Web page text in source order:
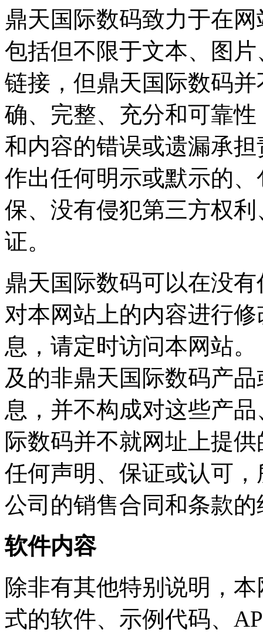
鼎天国际数码致力于在网
包括但不限于文本、图片
链接，但鼎天国际数
确、完整、充分和可
和内容的错误或遗漏承担
作出任何明示或默示的
保、没有侵犯第三方权
证。
鼎天国际数码可以在没
对本网站上的内容进行修
息，请定时访问本网
及的非鼎天国际数码产
息，并不构成对这些产
际数码并不就网址上提供
任何声明、保证或认可
公司的销售合同和条款的
软件内容
除非有其他特别说明
式的软件、示例代码